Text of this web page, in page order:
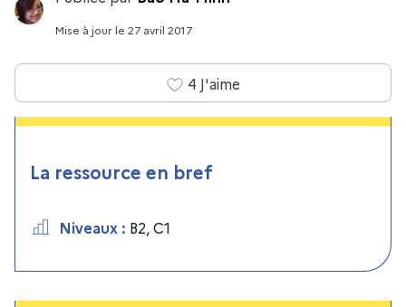
Mise à jourle 27 avril 2017
4 J'aime
La ressource en bref
Niveaux : B2,C1